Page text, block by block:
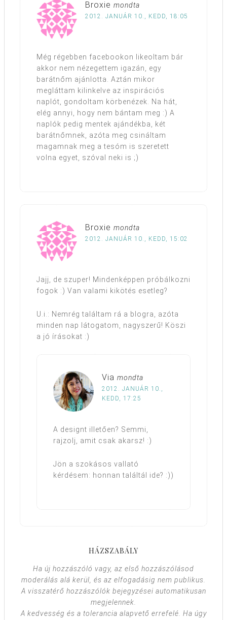
Broxie mondta
2012. JANUÁR 10., KEDD, 18:05
Még régebben facebookon likeoltam bár
akkor nem nézegettem igazán, egy
barátnőm ajánlotta. Aztán mikor
megláttam kilinkelve az inspirációs
naplót, gondoltam körbenézek. Na hát,
elég annyi, hogy nem bántam meg :) A
naplók pedig mentek ajándékba, két
barátnőmnek, azóta meg csináltam
magamnak meg a tesóm is szeretett
volna egyet, szóval neki is ;)
Broxie mondta
2012. JANUÁR 10., KEDD, 15:02
Jajj, de szuper! Mindenképpen próbálkozni
fogok :) Van valami kikötés esetleg?
U.i.: Nemrég találtam rá a blogra, azóta
minden nap látogatom, nagyszerű! Köszi
a jó írásokat :)
Via mondta
2012. JANUÁR 10.,
KEDD, 17:25
A designt illetően? Semmi,
rajzolj, amit csak akarsz! :)
Jön a szokásos vallató
kérdésem: honnan találtál ide? :))
HÁZSZABÁLY
Ha új hozzászóló vagy, az első hozzászólásod
moderálás alá kerül, és az elfogadásig nem publikus.
A visszatérő hozzászólók bejegyzései automatikusan
megjelennek.
A kedvesség és a tolerancia alapvető errefelé. Ha úgy